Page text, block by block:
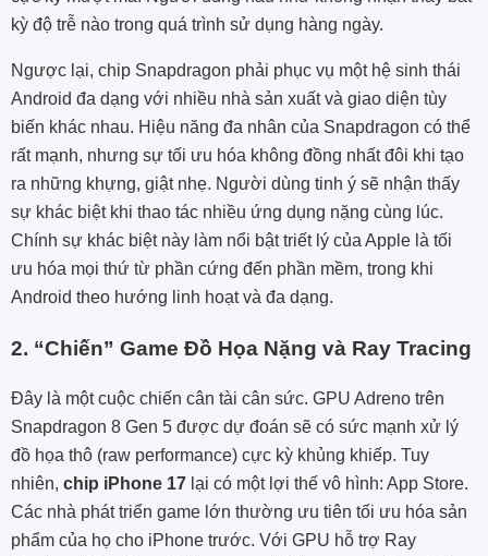
kỳ độ trễ nào trong quá trình sử dụng hàng ngày.
Ngược lại, chip Snapdragon phải phục vụ một hệ sinh thái
Android đa dạng với nhiều nhà sản xuất và giao diện tùy
biến khác nhau. Hiệu năng đa nhân của Snapdragon có thể
rất mạnh, nhưng sự tối ưu hóa không đồng nhất đôi khi tạo
ra những khựng, giật nhẹ. Người dùng tinh ý sẽ nhận thấy
sự khác biệt khi thao tác nhiều ứng dụng nặng cùng lúc.
Chính sự khác biệt này làm nổi bật triết lý của Apple là tối
ưu hóa mọi thứ từ phần cứng đến phần mềm, trong khi
Android theo hướng linh hoạt và đa dạng.
2. “Chiến” Game Đồ Họa Nặng và Ray Tracing
Đây là một cuộc chiến cân tài cân sức. GPU Adreno trên
Snapdragon 8 Gen 5 được dự đoán sẽ có sức mạnh xử lý
đồ họa thô (raw performance) cực kỳ khủng khiếp. Tuy
nhiên, chip iPhone 17 lại có một lợi thế vô hình: App Store.
Các nhà phát triển game lớn thường ưu tiên tối ưu hóa sản
phẩm của họ cho iPhone trước. Với GPU hỗ trợ Ray